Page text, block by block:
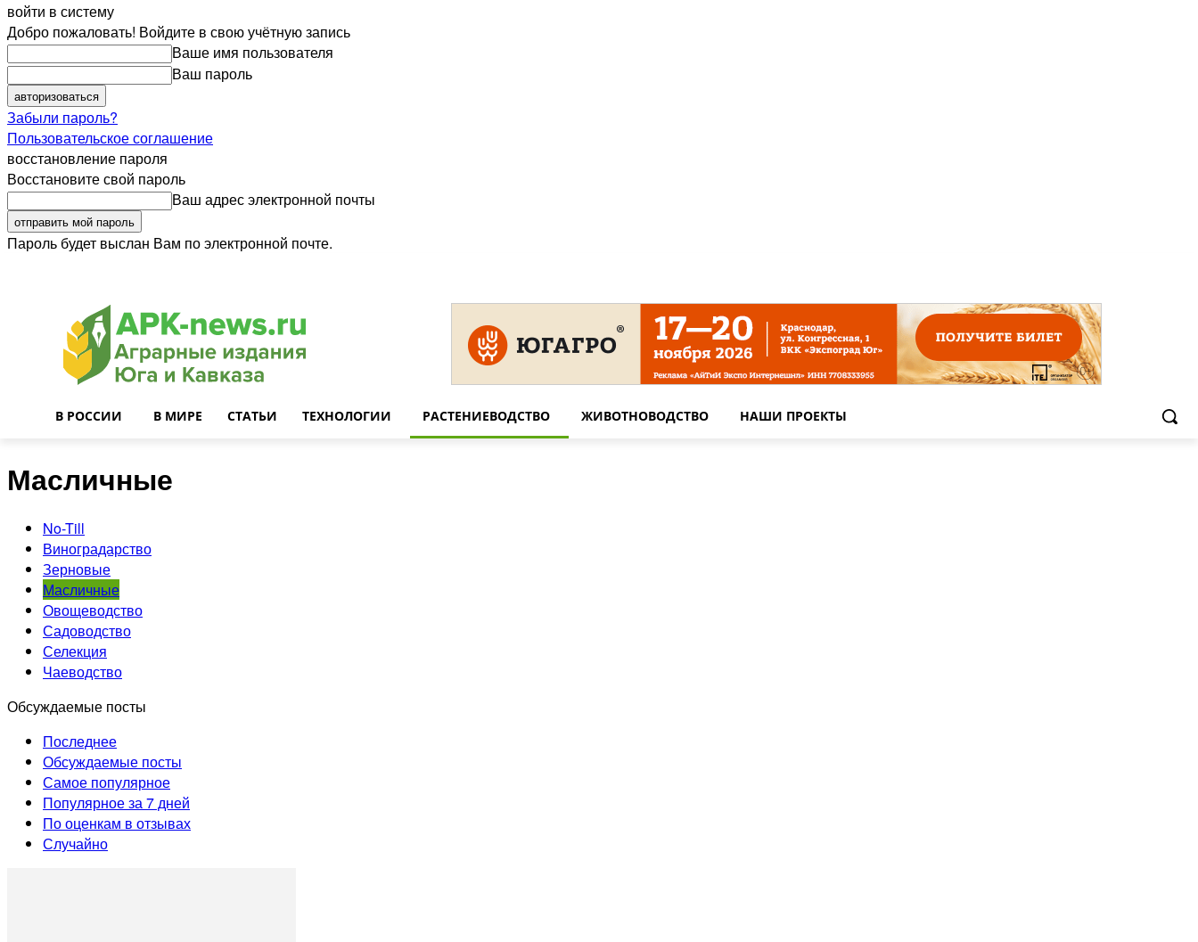
войти в систему
Добро пожаловать! Войдите в свою учётную запись
Ваше имя пользователя
Ваш пароль
Забыли пароль?
Пользовательское соглашение
восстановление пароля
Восстановите свой пароль
Ваш адрес электронной почты
Пароль будет выслан Вам по электронной почте.
В РОССИИ В МИРЕ СТАТЬИ ТЕХНОЛОГИИ РАСТЕНИЕВОДСТВО ЖИВОТНОВОДСТВО НАШИ ПРОЕКТЫ
Масличные
No-Till
Виноградарство
Зерновые
Масличные
Овощеводство
Садоводство
Селекция
Чаеводство
Обсуждаемые посты
Последнее
Обсуждаемые посты
Самое популярное
Популярное за 7 дней
По оценкам в отзывах
Случайно